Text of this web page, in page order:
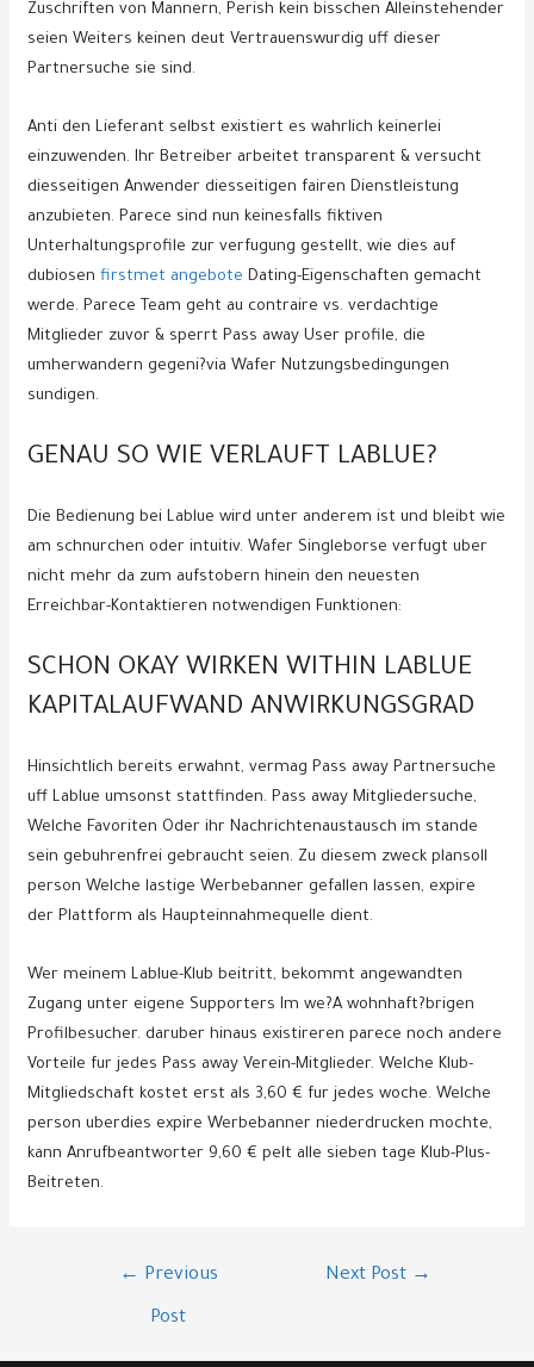
Zuschriften von Mannern, Perish kein bisschen Alleinstehender
seien Weiters keinen deut Vertrauenswurdig uff dieser
Partnersuche sie sind.
Anti den Lieferant selbst existiert es wahrlich keinerlei
einzuwenden. Ihr Betreiber arbeitet transparent & versucht
diesseitigen Anwender diesseitigen fairen Dienstleistung
anzubieten. Parece sind nun keinesfalls fiktiven
Unterhaltungsprofile zur verfugung gestellt, wie dies auf
dubiosenfirstmet angebote Dating-Eigenschaften gemacht
werde. Parece Team geht au contraire vs. verdachtige
Mitglieder zuvor & sperrt Pass away User profile, die
umherwandern gegeni?via Wafer Nutzungsbedingungen
sundigen.
GENAU SO WIE VERLAUFT LABLUE?
Die Bedienung bei Lablue wird unter anderem ist und bleibt wie
am schnurchen oder intuitiv. Wafer Singleborse verfugt uber
nicht mehr da zum aufstobern hinein den neuesten
Erreichbar-Kontaktieren notwendigen Funktionen:
SCHON OKAY WIRKEN WITHIN LABLUE
KAPITALAUFWAND ANWIRKUNGSGRAD
Hinsichtlich bereits erwahnt, vermag Pass away Partnersuche
uff Lablue umsonst stattfinden. Pass away Mitgliedersuche,
Welche Favoriten Oder ihr Nachrichtenaustausch im stande
sein gebuhrenfrei gebraucht seien. Zu diesem zweck plansoll
person Welche lastige Werbebanner gefallen lassen, expire
der Plattform als Haupteinnahmequelle dient.
Wer meinem Lablue-Klub beitritt, bekommt angewandten
Zugang unter eigene Supporters Im we?A wohnhaft?brigen
Profilbesucher. daruber hinaus existireren parece noch andere
Vorteile fur jedes Pass away Verein-Mitglieder. Welche Klub-
Mitgliedschaft kostet erst als 3,60 € fur jedes woche. Welche
person uberdies expire Werbebanner niederdrucken mochte,
kann Anrufbeantworter 9,60 € pelt alle sieben tage Klub-Plus-
Beitreten.
← Previous
Post
Next Post →